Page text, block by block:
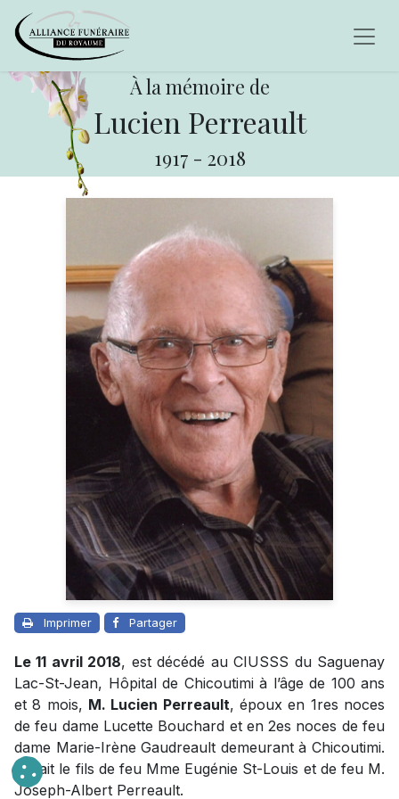
À la mémoire de
Lucien Perreault
1917 - 2018
Imprimer Partager
Le 11 avril 2018, est décédé au CIUSSS du Saguenay
Lac-St-Jean, Hôpital de Chicoutimi à l’âge de 100 ans
et 8 mois, M. Lucien Perreault, époux en 1res noces
de feu dame Lucette Bouchard et en 2es noces de feu
dame Marie-Irène Gaudreault demeurant à Chicoutimi.
Il était le fils de feu Mme Eugénie St-Louis et de feu M.
Joseph-Albert Perreault.